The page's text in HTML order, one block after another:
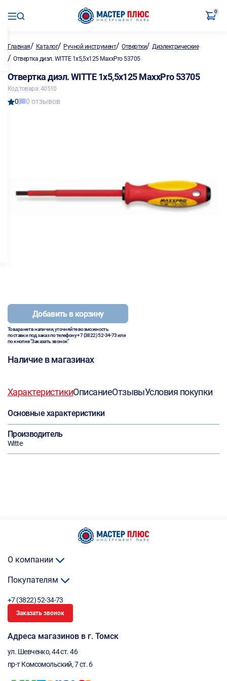
0
Главная/ Каталог/ Ручной инструмент/Отвертки/Диэлектрические
/ Отвертка диэл. WITTE 1х5,5х125 MaxxPro 53705
Отвертка диэл. WITTE 1х5,5х125 MaxxPro 53705
Код товара: 40510
0 0 отзывов
Добавить в корзину
Товара нет в наличии, уточняйте возможность
поставки под заказ по телефону+7 (3822) 52-34-73или
по кнопке "Заказать звонок"
Наличие в магазинах
ХарактеристикиОписаниеОтзывыУсловия покупки
Основные характеристики
Производитель
Witte
О компании
Покупателям
+7 (3822) 52-34-73
Заказать звонок
Адреса магазинов в г. Томск
ул. Шевченко, 44 ст. 46
пр-т Комсомольский, 7 ст. 6